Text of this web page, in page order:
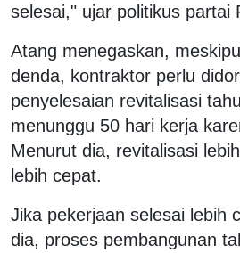
selesai," ujar politikus partai
Atang menegaskan,
denda, kontraktor perlu
penyelesaian revitalisasi
menunggu 50 hari kerja
Menurut dia, revitalisasi
lebih cepat.
Jika pekerjaan selesai lebih
dia, proses pembangunan